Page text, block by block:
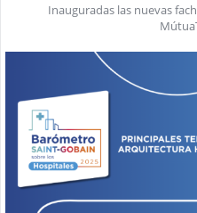
Inauguradas las nuevas